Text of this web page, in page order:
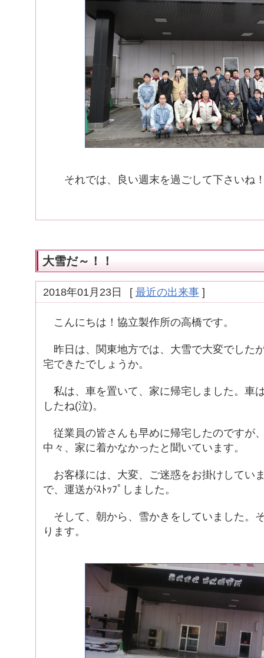
それでは、良い週末を過ごして下さいね
大雪だ～！！
2018年01月23日 [ 最近の出来事]
こんにちは！協立製作所の高橋です。
昨日は、関東地方では、大雪で大変でした
宅できたでしょうか。
私は、車を置いて、家に帰宅しました。車
したね(泣)。
従業員の皆さんも早めに帰宅したのですが
中々、家に着かなかったと聞いています。
お客様には、大変、ご迷惑をお掛けしてい
で、運送がｽﾄｯﾌﾟしました。
そして、朝から、雪かきをしていました。
ります。